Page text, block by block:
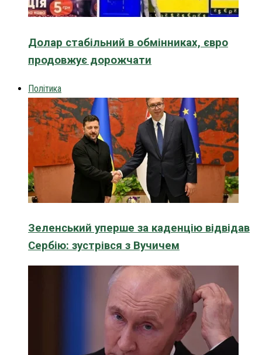
Долар стабільний в обмінниках, євро
продовжує дорожчати
Політика
Зеленський уперше за каденцію відвідав
Сербію: зустрівся з Вучичем